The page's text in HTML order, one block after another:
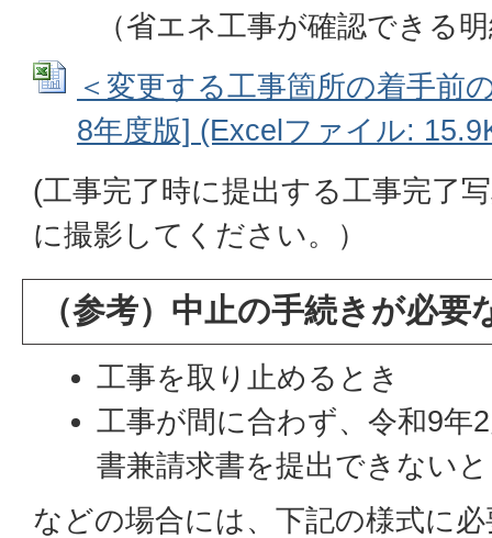
（省エネ工事が確認できる
＜変更する工事箇所の着手前
8年度版] (Excelファイル:
(工事完了時に提出する工事完了
に撮影してください。）
（参考）中止の手続きが必要
工事を取り止めるとき
工事が間に合わず、令和9年
書兼請求書を提出できない
などの場合には、下記の様式に